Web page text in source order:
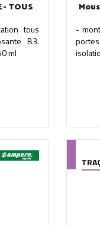
- TOUS
tous
B3.
ml
-